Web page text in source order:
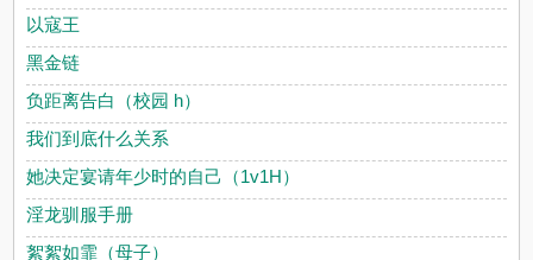
以寇王
黑金链
负距离告白（校园 h）
我们到底什么关系
她决定宴请年少时的自己（1v1H）
淫龙驯服手册
絮絮如霏（母子）